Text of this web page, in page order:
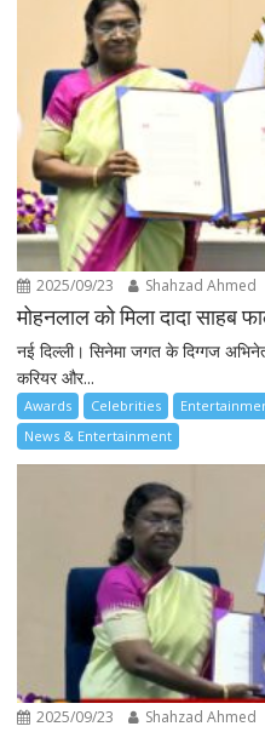
2025/09/23 Shahzad Ahmed
मोहनलाल को मिला दादा साहब
नई दिल्ली। सिनेमा जगत के दिग्गज
करियर और...
Awards Celebrities
News & Entertainment
2025/09/23 Shahzad Ahmed